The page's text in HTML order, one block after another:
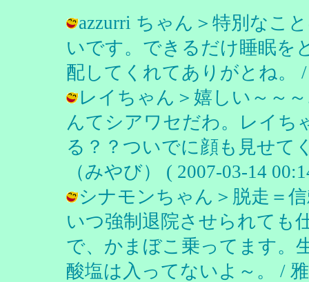
azzurri ちゃん＞特別なこ
いです。できるだけ睡眠を
配してくれてありがとね。
レイちゃん＞嬉しい～～
んてシアワセだわ。レイち
る？？ついでに顔も見せて
（みやび） ( 2007-03-14
シナモンちゃん＞脱走＝
いつ強制退院させられても
で、かまぼこ乗ってます。
酸塩は入ってないよ～。 /